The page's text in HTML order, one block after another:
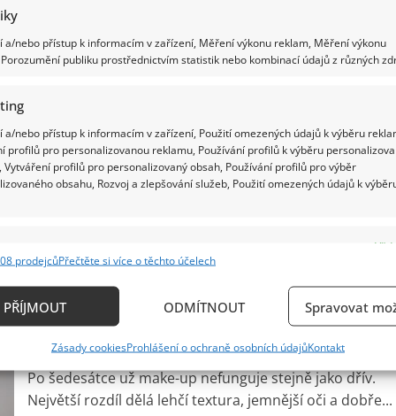
a/nebo přístup k informacím v zařízení, Měření výkonu reklam, Měření výkonu
publiku prostřednictvím statistik nebo kombinací údajů z různých
a/nebo přístup k informacím v zařízení, Použití omezených údajů k výběru
profilů pro personalizovanou reklamu, Používání profilů k výběru
Vytváření profilů pro personalizovaný obsah, Používání profilů pro výběr
obsahu, Rozvoj a zlepšování služeb, Použití omezených údajů k
zařízení na základě automaticky přenášených informací.
aktivně požadovaných informací.
bezpečnosti, předcházení a zjišťování podvodů a
prodejcůPřečtěte si více o těchto účelech
PŘÍJMOUT ODMÍTNOUT Spravovat
Zásady cookiesProhlášení o ochraně osobních údajůKontakt
Wimbledonu
v
zelené
jejich
společné
fotce
naživu už jen Jan Kanyza: Oblíbené herce
potkaly různé osudy
Letní reprízy Hospody znovu otevřely vzpomínku na
hereckou sestavu, která seriál držela pohromadě. Z
hlavní mužské šestice...
protagonistů
seriálu
zůstává
naživu
jen
Jan
Kanyza:
herce
potkaly
různé
Líčení pro ženy starší 60 let: Jemné vrstvy
techniky zvýrazní přednosti a uberou roky
Iveta Kohoutová 25. 7. 2026
Po šedesátce už make-up nefunguje stejně jako dřív.
Největší rozdíl dělá lehčí textura, jemnější oči a dobře...